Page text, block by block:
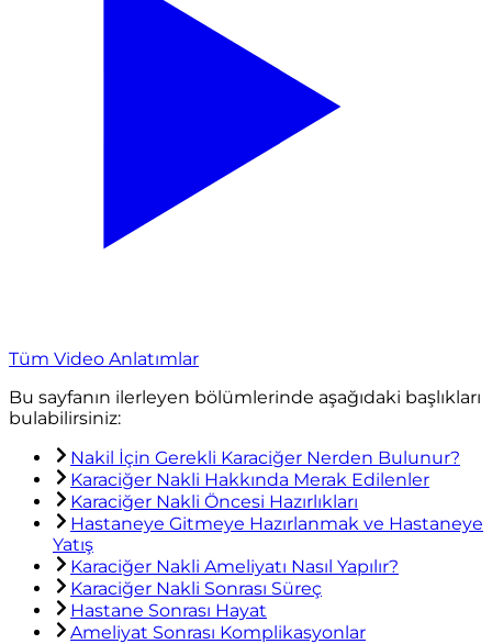
Tüm Video Anlatımlar
Bu sayfanın ilerleyen bölümlerinde aşağıdaki başlıkları
bulabilirsiniz:
Nakil İçin Gerekli Karaciğer Nerden Bulunur?
Karaciğer Nakli Hakkında Merak Edilenler
Karaciğer Nakli Öncesi Hazırlıkları
Hastaneye Gitmeye Hazırlanmak ve Hastaneye
Yatış
Karaciğer Nakli Ameliyatı Nasıl Yapılır?
Karaciğer Nakli Sonrası Süreç
Hastane Sonrası Hayat
Ameliyat Sonrası Komplikasyonlar